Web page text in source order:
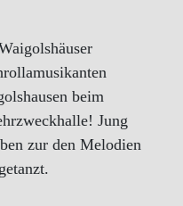
beim
Jung
zur den Melodien